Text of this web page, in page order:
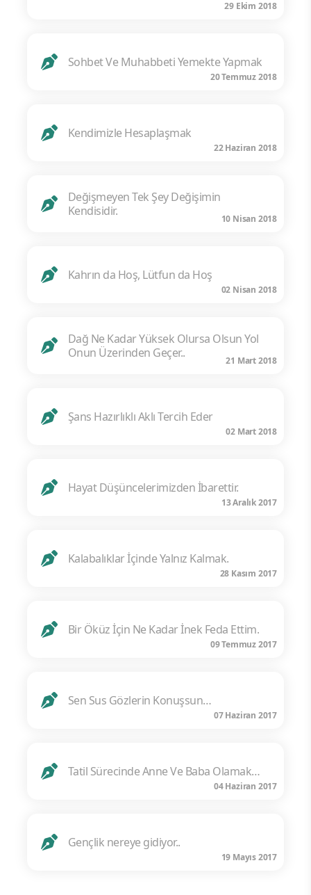
29 Ekim 2018
Sohbet Ve Muhabbeti Yemekte Yapmak
20 Temmuz 2018
Kendimizle Hesaplaşmak
22 Haziran 2018
Değişmeyen Tek Şey Değişimin
Kendisidir.
10 Nisan 2018
Kahrın da Hoş, Lütfun da Hoş
02 Nisan 2018
Dağ Ne Kadar Yüksek Olursa Olsun Yol
Onun Üzerinden Geçer..
21 Mart 2018
Şans Hazırlıklı Aklı Tercih Eder
02 Mart 2018
Hayat Düşüncelerimizden İbarettir.
13 Aralık 2017
Kalabalıklar İçinde Yalnız Kalmak.
28 Kasım 2017
Bir Öküz İçin Ne Kadar İnek Feda Ettim.
09 Temmuz 2017
Sen Sus Gözlerin Konuşsun…
07 Haziran 2017
Tatil Sürecinde Anne Ve Baba Olamak…
04 Haziran 2017
Gençlik nereye gidiyor..
19 Mayıs 2017